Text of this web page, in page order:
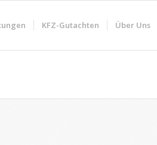
KFZ-Gutachten Über Uns